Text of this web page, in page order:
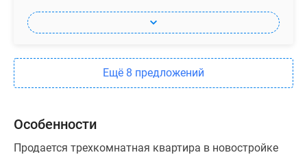
Ещё 8 предложений
Особенности
Продается трехкомнатная квартира в новостройке